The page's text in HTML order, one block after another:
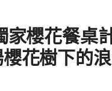
櫻花餐桌
花樹下的